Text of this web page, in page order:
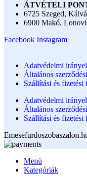
ÁTVÉTELI
6725 Szeged,
6900 Makó,
Facebook Instagram
Adatvédelmi
Általános
Szállítási és fizetési
Adatvédelmi
Általános
Szállítási és fizetési
Menü
Kategóriák